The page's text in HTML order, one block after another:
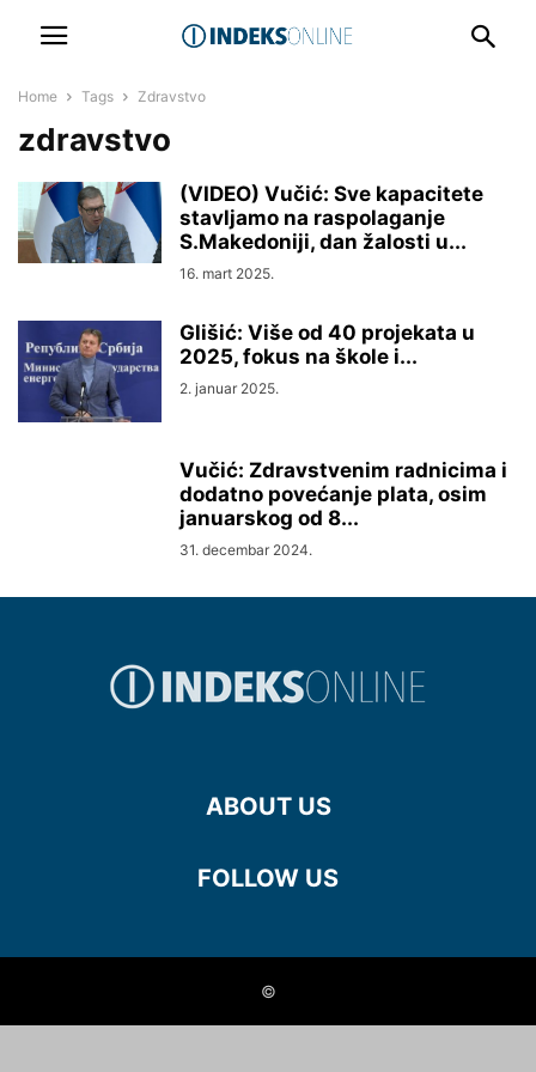
Home Tags Zdravstvo
zdravstvo
(VIDEO) Vučić: Sve kapacitete
stavljamo na raspolaganje
S.Makedoniji, dan žalosti u...
16. mart 2025.
Glišić: Više od 40 projekata u
2025, fokus na škole i...
2. januar 2025.
Vučić: Zdravstvenim radnicima i
dodatno povećanje plata, osim
januarskog od 8...
31. decembar 2024.
ABOUT US
FOLLOW US
©